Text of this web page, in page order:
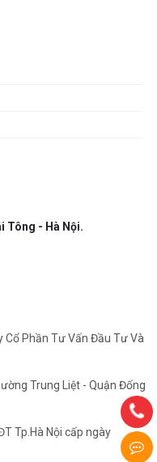
Tông - Hà Nội.
Cổ Phần Tư Vấn Đầu Tư Và
Trung Liệt - Quận Đống
Tp.Hà Nội cấp ngày